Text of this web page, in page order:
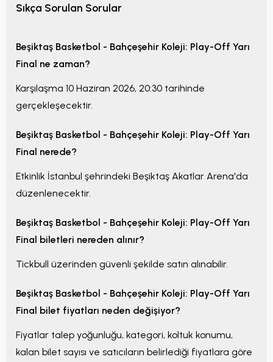
Sıkça Sorulan Sorular
Beşiktaş Basketbol - Bahçeşehir Koleji: Play-Off Yarı
Final ne zaman?
Karşılaşma 10 Haziran 2026, 20:30 tarihinde
gerçekleşecektir.
Beşiktaş Basketbol - Bahçeşehir Koleji: Play-Off Yarı
Final nerede?
Etkinlik İstanbul şehrindeki Beşiktaş Akatlar Arena'da
düzenlenecektir.
Beşiktaş Basketbol - Bahçeşehir Koleji: Play-Off Yarı
Final biletleri nereden alınır?
Tickbull üzerinden güvenli şekilde satın alınabilir.
Beşiktaş Basketbol - Bahçeşehir Koleji: Play-Off Yarı
Final bilet fiyatları neden değişiyor?
Fiyatlar talep yoğunluğu, kategori, koltuk konumu,
kalan bilet sayısı ve satıcıların belirlediği fiyatlara göre